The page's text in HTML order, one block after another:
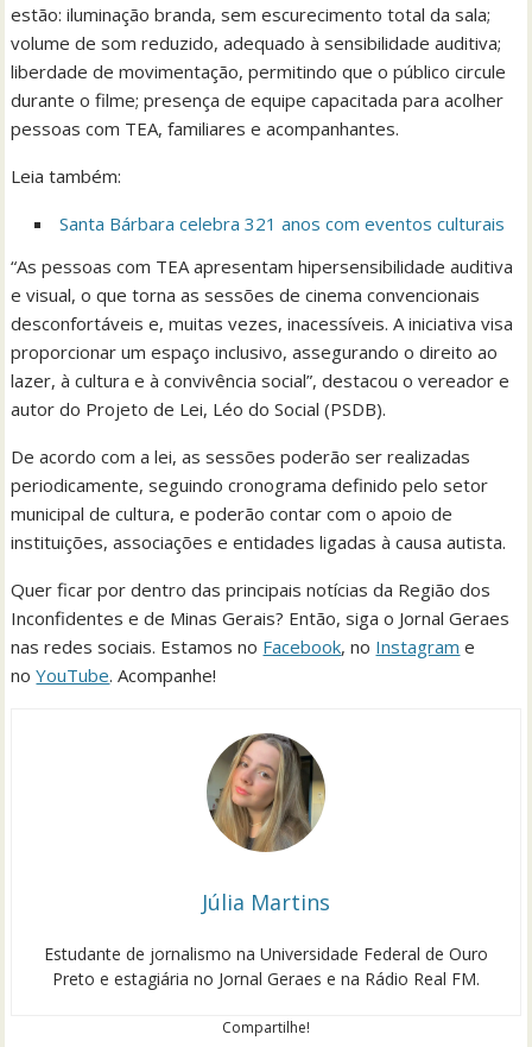
estão: iluminação branda, sem escurecimento total da sala;
volume de som reduzido, adequado à sensibilidade auditiva;
liberdade de movimentação, permitindo que o público circule
durante o filme; presença de equipe capacitada para acolher
pessoas com TEA, familiares e acompanhantes.
Leia também:
Santa Bárbara celebra 321 anos com eventos culturais
“As pessoas com TEA apresentam hipersensibilidade auditiva
e visual, o que torna as sessões de cinema convencionais
desconfortáveis e, muitas vezes, inacessíveis. A iniciativa visa
proporcionar um espaço inclusivo, assegurando o direito ao
lazer, à cultura e à convivência social”, destacou o vereador e
autor do Projeto de Lei, Léo do Social (PSDB).
De acordo com a lei, as sessões poderão ser realizadas
periodicamente, seguindo cronograma definido pelo setor
municipal de cultura, e poderão contar com o apoio de
instituições, associações e entidades ligadas à causa autista.
Quer ficar por dentro das principais notícias da Região dos
Inconfidentes e de Minas Gerais? Então, siga o Jornal Geraes
nas redes sociais. Estamos no Facebook, no Instagram e
noYouTube. Acompanhe!
Júlia Martins
Estudante de jornalismo na Universidade Federal de Ouro
Preto e estagiária no Jornal Geraes e na Rádio Real FM.
Compartilhe!